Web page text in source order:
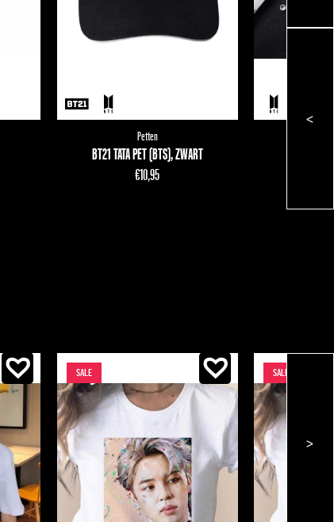
<
Petten
BT21 TATA PET (BTS), ZWART
€10,95
SALE SALE
>